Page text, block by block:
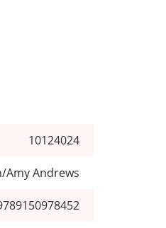
10124024
Amy Andrews